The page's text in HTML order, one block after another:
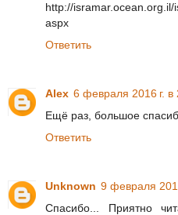
http://
aspx
Ответить
Alex 6 февраля 2016 г. в
Ещё раз, большое
Ответить
Unknown 9 февраля
Спасибо... Приятно